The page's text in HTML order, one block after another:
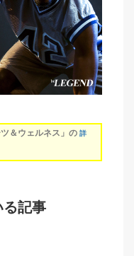
＆ウェルネス」の 詳
る記事